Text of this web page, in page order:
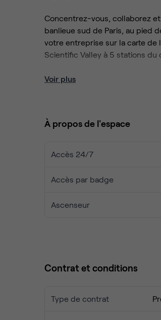
Concentrez-vous, collaborez
banlieue sud de Paris, au pied
votre entreprise sur la carte de
Scientific Valley à 5 stations du
Espace détente
Voir plus
À propos de l'espace
Accès 24/7
Accès par badge
Ascenseur
Contrat et conditions
Type de contrat